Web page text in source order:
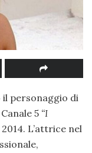
personaggio di
5 ‘‘I
L’attrice nel